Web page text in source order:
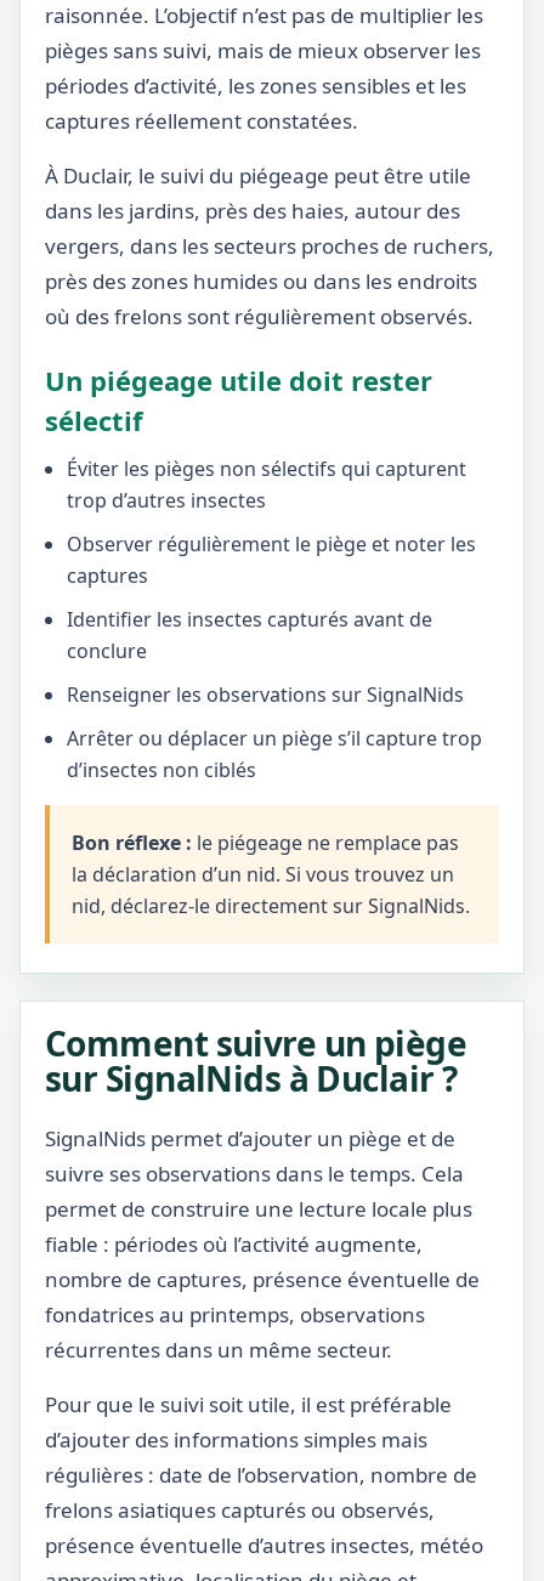
raisonnée. L’objectif n’est pas de multiplier les
pièges sans suivi, mais de mieux observer les
périodes d’activité, les zones sensibles et les
captures réellement constatées.
À Duclair, le suivi du piégeage peut être utile
dans les jardins, près des haies, autour des
vergers, dans les secteurs proches de ruchers,
près des zones humides ou dans les endroits
où des frelons sont régulièrement observés.
Un piégeage utile doit rester
sélectif
Éviter les pièges non sélectifs qui capturent
trop d’autres insectes
Observer régulièrement le piège et noter les
captures
Identifier les insectes capturés avant de
conclure
Renseigner les observations sur SignalNids
Arrêter ou déplacer un piège s’il capture trop
d’insectes non ciblés
Bon réflexe : le piégeage ne remplace pas
la déclaration d’un nid. Si vous trouvez un
nid, déclarez-le directement sur SignalNids.
Comment suivre un piège
sur SignalNids à Duclair ?
SignalNids permet d’ajouter un piège et de
suivre ses observations dans le temps. Cela
permet de construire une lecture locale plus
fiable : périodes où l’activité augmente,
nombre de captures, présence éventuelle de
fondatrices au printemps, observations
récurrentes dans un même secteur.
Pour que le suivi soit utile, il est préférable
d’ajouter des informations simples mais
régulières : date de l’observation, nombre de
frelons asiatiques capturés ou observés,
présence éventuelle d’autres insectes, météo